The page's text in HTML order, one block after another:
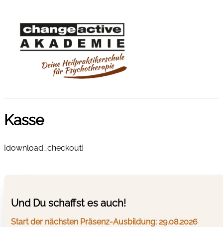
Kasse
[download_checkout]
Und Du schaffst es auch!
Start der nächsten Präsenz-Ausbildung: 29.08.2026